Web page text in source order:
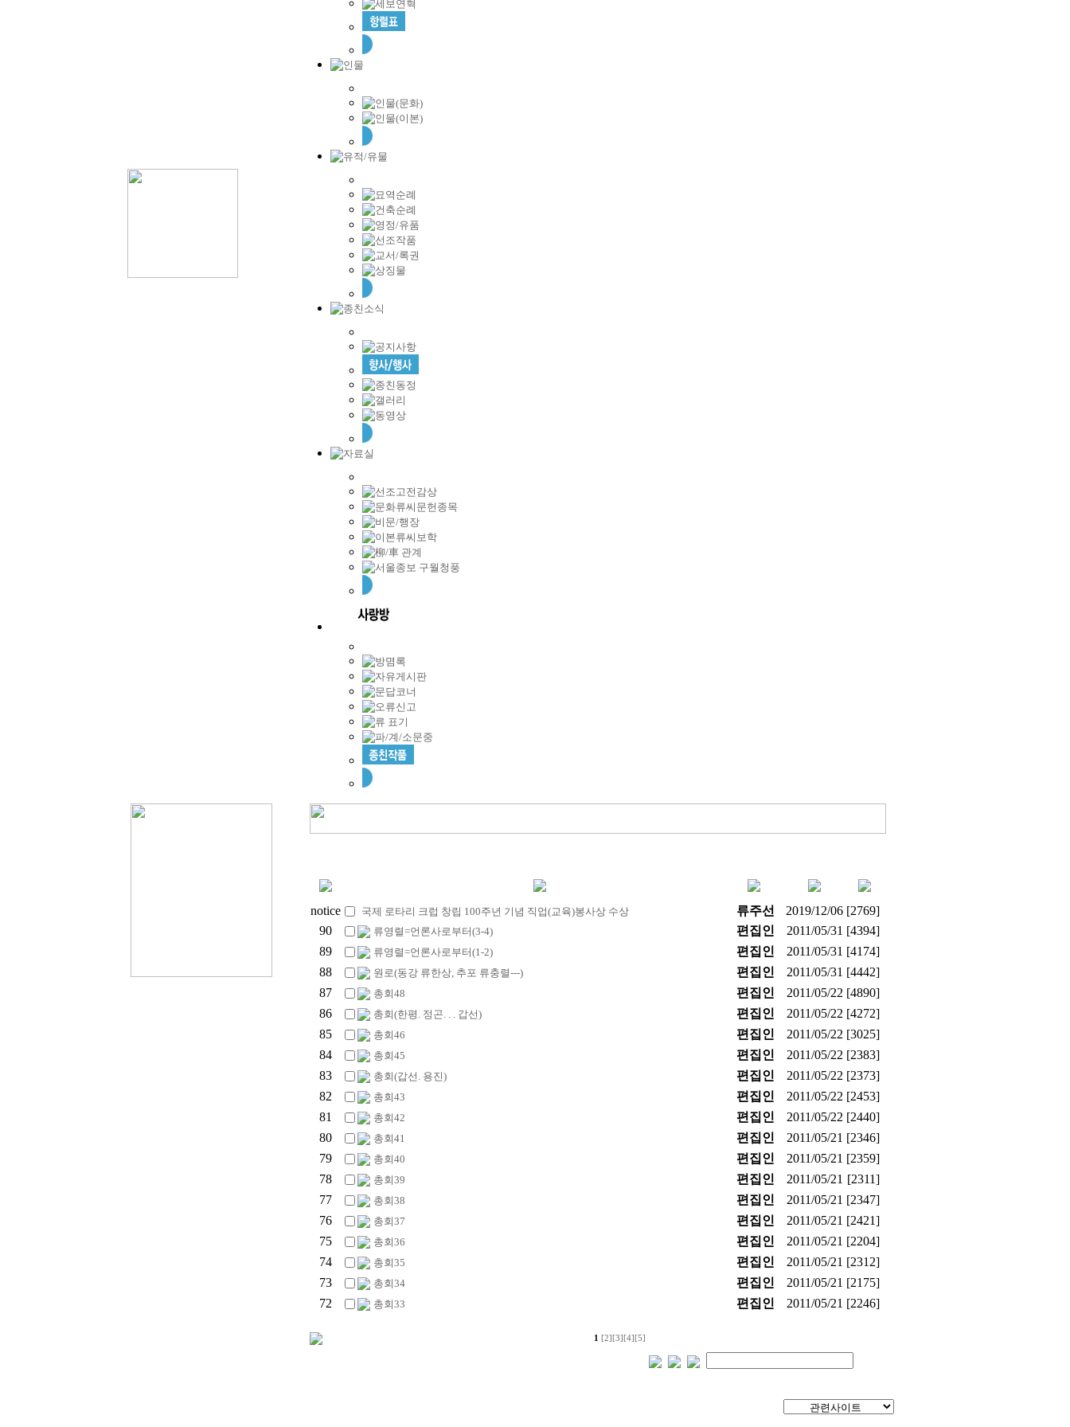
notice 국제 로타리 크럽 창립 100주년 기념 직업(교육)봉사상 수상 류주선 2019/12/06 [2769]
90
류영렬=언론사로부터(3-4) 편집인 2011/05/31 [4394]
89
류영렬=언론사로부터(1-2) 편집인 2011/05/31 [4174]
88
원로(동강 류한상, 추포 류충렬---) 편집인 2011/05/31 [4442]
87
총회48 편집인 2011/05/22 [4890]
86
총회(한평. 정곤. . . 갑선) 편집인 2011/05/22 [4272]
85
총회46 편집인 2011/05/22 [3025]
84
총회45 편집인 2011/05/22 [2383]
83
총회(갑선. 용진) 편집인 2011/05/22 [2373]
82
총회43 편집인 2011/05/22 [2453]
81
총회42 편집인 2011/05/22 [2440]
80
총회41 편집인 2011/05/21 [2346]
79
총회40 편집인 2011/05/21 [2359]
78
총회39 편집인 2011/05/21 [2311]
77
총회38 편집인 2011/05/21 [2347]
76
총회37 편집인 2011/05/21 [2421]
75
총회36 편집인 2011/05/21 [2204]
74
총회35 편집인 2011/05/21 [2312]
73
총회34 편집인 2011/05/21 [2175]
72
총회33 편집인 2011/05/21 [2246]
1 [2] [3] [4] [5]